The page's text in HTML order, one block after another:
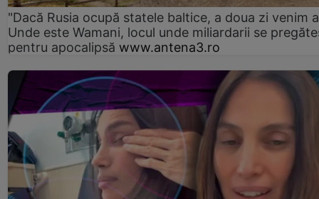
"Dacă Rusia ocupă statele baltice, a doua zi venim
Unde este Wamani, locul unde miliardarii se
pentru apocalipsă www.antena3.ro